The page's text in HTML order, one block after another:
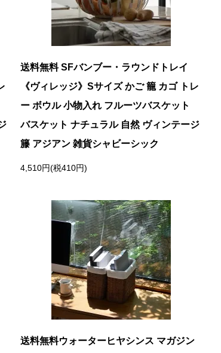
送料無料 SFバンブー・ラウンドトレイ
《ヴィレッジ》Sサイズ かご 籠 カゴ トレ
ー ボウル 小物入れ フルーツバスケット
バスケット ナチュラル 自然 ヴィンテージ
籐 アジアン 雑貨シャビーシック
4,510円(税410円)
送料無料ウォーターヒヤシンス マガジン